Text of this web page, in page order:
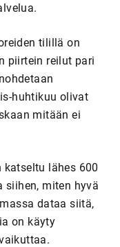
tilillä on
piirtein reilut pari
huhtikuu olivat
mitään ei
katseltu lähes 600
siihen, miten hyvä
dataa siitä,
on käyty